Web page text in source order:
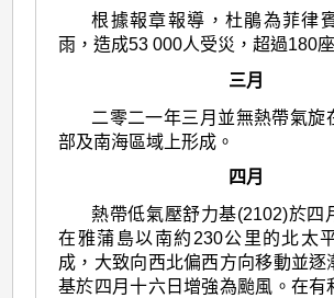
根據報章報導，杜鵑為菲律
雨，造成53 000人受災，超過180
三月
二零二一年三月並無熱帶氣旋
部及南海區域上形成。
四月
熱帶低氣壓舒力基(2102)於四
在雅蒲島以南約230公里的北太
成，大致向西北偏西方向移動並逐
基於四月十六日增強為颱風。在有